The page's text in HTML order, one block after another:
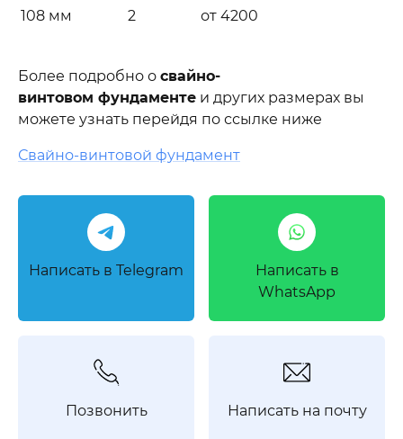
108 мм
2 от 4200
Более подробно о свайно-
винтовом фундаменте и других размерах вы
можете узнать перейдя по ссылке ниже
Свайно-винтовой фундамент
Написать в Telegram
Написать в
WhatsApp
Позвонить Написать на почту